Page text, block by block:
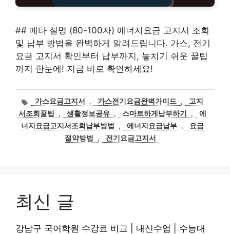
## 메타 설명 (80-100자) 에너지요금 고지서 조회
및 납부 방법을 완벽하게 알려드립니다. 가스, 전기
요금 고지서 확인부터 납부까지, 놓치기 쉬운 꿀팁
까지 한눈에! 지금 바로 확인하세요!
태
그
가스요금고지서 , 가스전기요금완벽가이드 ,
고지
서조회꿀팁
, 생활정보공유 , 스마트하게납부하기 ,
에
너지요금고지서조회납부방법
, 에너지요금납부 ,
요금
절약방법
, 전기요금고지서
최신 글
강남구 국어학원 수강료 비교 | 내신수업 | 수능대